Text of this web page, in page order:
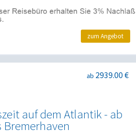
zum Angebot
auf dem Atlantik - ab
ab 2939.00 €